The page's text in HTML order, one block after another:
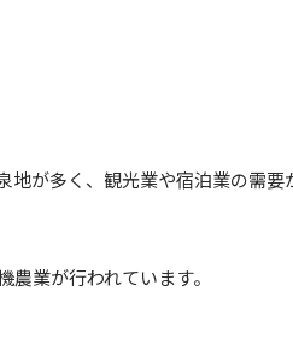
が多く、観光業や宿泊業の需要
業が行われています。